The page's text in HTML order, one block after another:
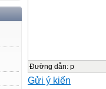
Đường dẫn: p
Gửi ý kiến